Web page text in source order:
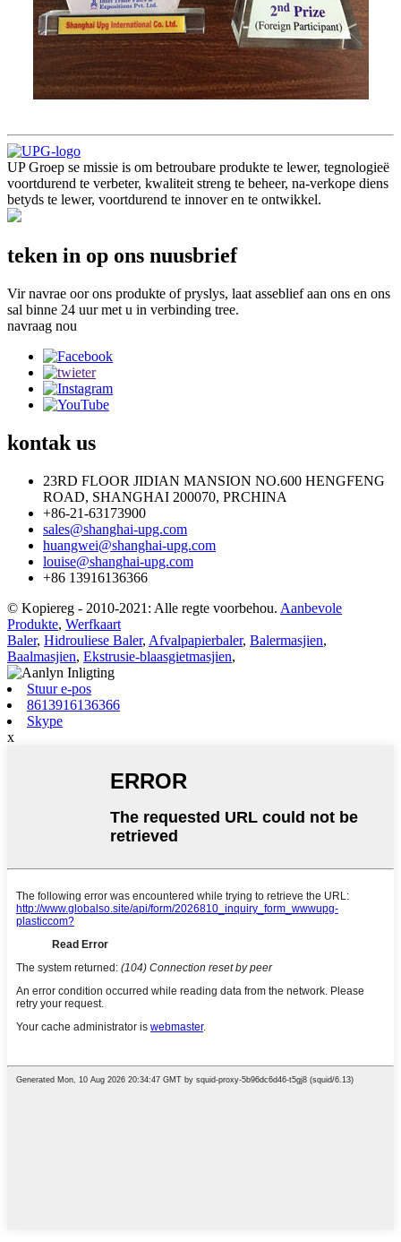
UP Groep se missie is om betroubare produkte te lewer, tegnologieë
voortdurend te verbeter, kwaliteit streng te beheer, na-verkope diens
betyds te lewer, voortdurend te innover en te ontwikkel.
teken in op ons nuusbrief
Vir navrae oor ons produkte of pryslys, laat asseblief aan ons en ons
sal binne 24 uur met u in verbinding tree.
navraag nou
kontak us
23RD FLOOR JIDIAN MANSION NO.600 HENGFENG
ROAD, SHANGHAI 200070, PRCHINA
+86-21-63173900
sales@shanghai-upg.com
huangwei@shanghai-upg.com
louise@shanghai-upg.com
+86 13916136366
© Kopiereg - 2010-2021: Alle regte voorbehou. Aanbevole
Produkte, Werfkaart
Baler, Hidrouliese Baler, Afvalpapierbaler, Balermasjien,
Baalmasjien, Ekstrusie-blaasgietmasjien,
Stuur e-pos
8613916136366
Skype
x